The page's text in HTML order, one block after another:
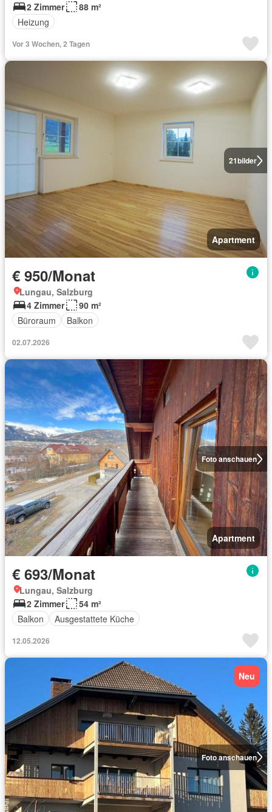
2 Zimmer
88 m²
Heizung
Vor 3 Wochen, 2 Tagen
21bilder
Apartment
€ 950/Monat
Lungau, Salzburg
4 Zimmer
90 m²
Büroraum
Balkon
02.07.2026
Foto anschauen
Apartment
€ 693/Monat
Lungau, Salzburg
2 Zimmer
54 m²
Balkon
Ausgestattete Küche
12.05.2026
Foto anschauen
Neu